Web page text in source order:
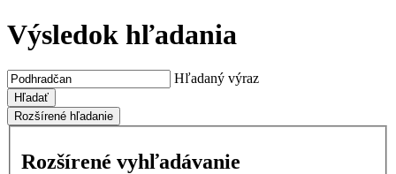
Výsledok hľadania
Hľadaný výraz
Hľadať
Rozšírené hľadanie
Rozšírené vyhľadávanie